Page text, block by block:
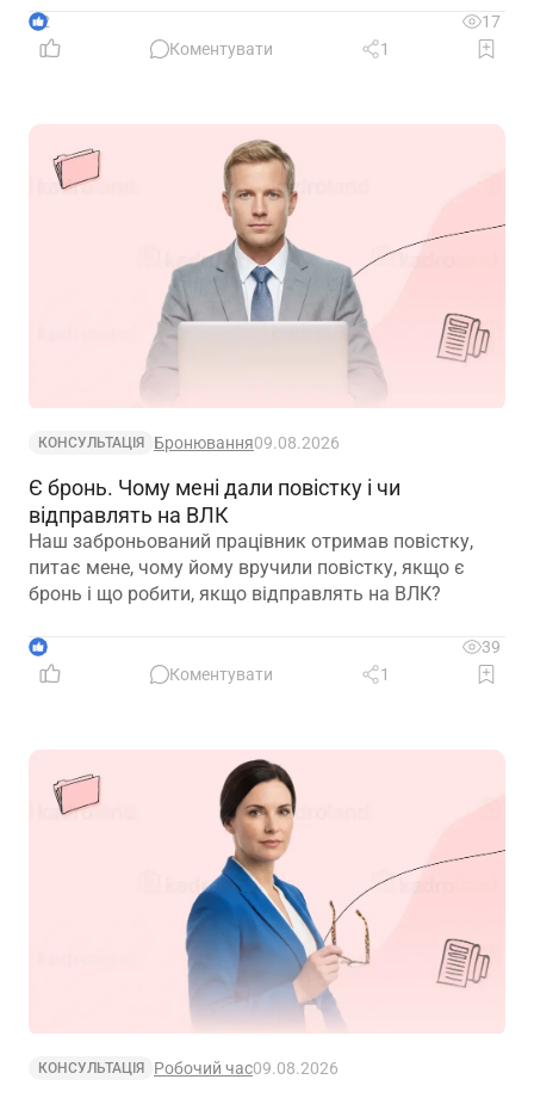
2
17
Коментувати
1
КОНСУЛЬТАЦІЯ Бронювання09.08.2026
Є бронь. Чому мені дали повістку і чи
відправлять на ВЛК
Наш заброньований працівник отримав повістку,
питає мене, чому йому вручили повістку, якщо є
бронь і що робити, якщо відправлять на ВЛК?
1
39
Коментувати
1
КОНСУЛЬТАЦІЯ Робочий час09.08.2026